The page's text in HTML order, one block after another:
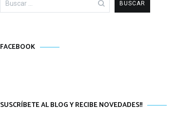
FACEBOOK
SUSCRÍBETE AL BLOG Y RECIBE NOVEDADES!!